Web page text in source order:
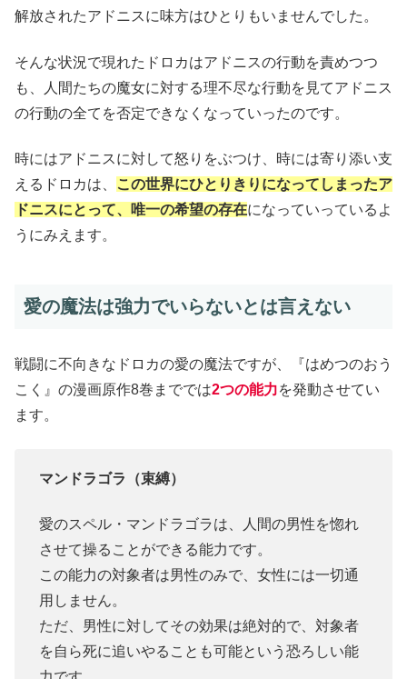
解放されたアドニスに味方はひとりもいませんでした。
そんな状況で現れたドロカはアドニスの行動を責めつつ
も、人間たちの魔女に対する理不尽な行動を見てアドニス
の行動の全てを否定できなくなっていったのです。
時にはアドニスに対して怒りをぶつけ、時には寄り添い支
えるドロカは、
この世界にひとりきりになってしまったア
ドニスにとって、唯一の希望の存在になっていっているよ
うにみえます。
愛の魔法は強力でいらないとは言えない
戦闘に不向きなドロカの愛の魔法ですが、『はめつのおう
こく』の漫画原作8巻まででは2つの能力を発動させてい
ます。
マンドラゴラ（束縛）
愛のスペル・マンドラゴラは、人間の男性を惚れ
させて操ることができる能力です。
この能力の対象者は男性のみで、女性には一切通
用しません。
ただ、男性に対してその効果は絶対的で、対象者
を自ら死に追いやることも可能という恐ろしい能